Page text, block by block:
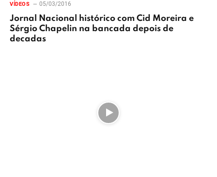
VÍDEOS 05/03/2016
Jornal Nacional histórico com Cid Moreira e
Sérgio Chapelin na bancada depois de
decadas